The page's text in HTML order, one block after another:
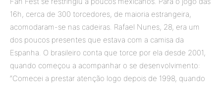
16h, cerca de 300 torcedores, de maioria estrangeira,
acomodaram-se nas cadeiras. Rafael Nunes, 28, era um
dos poucos presentes que estava com a camisa da
Espanha. O brasileiro conta que torce por ela desde 2001,
quando começou a acompanhar o se desenvolvimento:
“Comecei a prestar atenção logo depois de 1998, quando